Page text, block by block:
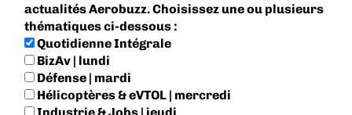
actualités Aerobuzz. Choisissez une ou plusieurs
thématiques ci-dessous :
Quotidienne Intégrale
BizAv | lundi
Défense | mardi
Hélicoptères & eVTOL | mercredi
Industrie & Jobs | jeudi